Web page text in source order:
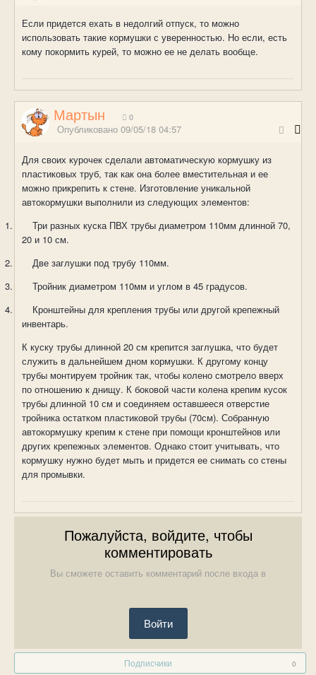
Если придется ехать в недолгий отпуск, то можно
использовать такие кормушки с уверенностью. Но если, есть
кому покормить курей, то можно ее не делать вообще.
Мартын 0
Опубликовано 09/05/18 04:57
Для своих курочек сделали автоматическую кормушку из
пластиковых труб, так как она более вместительная и ее
можно прикрепить к стене. Изготовление уникальной
автокормушки выполнили из следующих элементов:
1.
Три разных куска ПВХ трубы диаметром 110мм длинной 70,
20 и 10 см.
2.
Две заглушки под трубу 110мм.
3.
Тройник диаметром 110мм и углом в 45 градусов.
4.
Кронштейны для крепления трубы или другой крепежный
инвентарь.
К куску трубы длинной 20 см крепится заглушка, что будет
служить в дальнейшем дном кормушки. К другому концу
трубы монтируем тройник так, чтобы колено смотрело вверх
по отношению к днищу. К боковой части колена крепим кусок
трубы длинной 10 см и соединяем оставшееся отверстие
тройника остатком пластиковой трубы (70см). Собранную
автокормушку крепим к стене при помощи кронштейнов или
других крепежных элементов. Однако стоит учитывать, что
кормушку нужно будет мыть и придется ее снимать со стены
для промывки.
Пожалуйста, войдите, чтобы
комментировать
Вы сможете оставить комментарий после входа в
Войти
Подписчики 0